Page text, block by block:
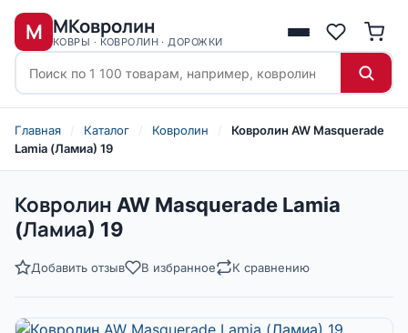
М МКовролин
КОВРЫ · КОВРОЛИН · ДОРОЖКИ
Главная / Каталог / Ковролин /
Ковролин AW Masquerade
Lamia (Ламиа) 19
Ковролин AW Masquerade Lamia
(Ламиа) 19
Добавить отзыв В избранное К сравнению